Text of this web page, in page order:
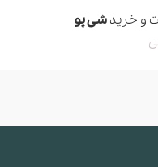
و خریدشی پو